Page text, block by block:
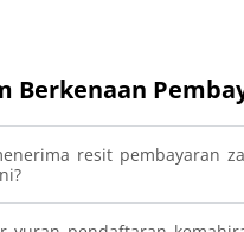
Berkenaan
resit pembayaran